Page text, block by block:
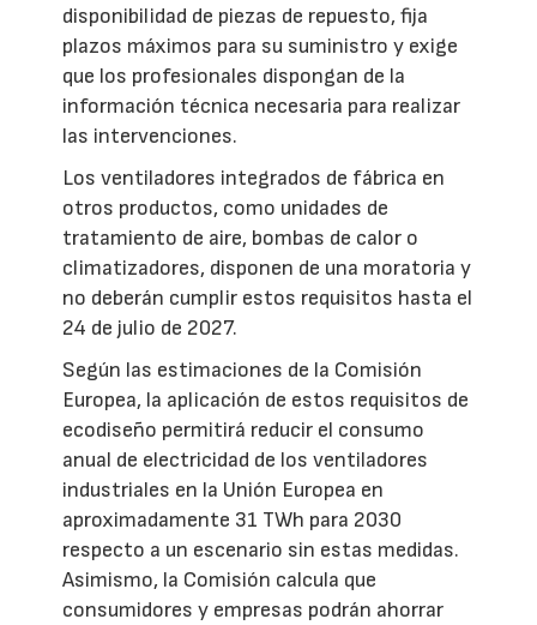
disponibilidad de piezas de repuesto, fija
plazos máximos para su suministro y exige
que los profesionales dispongan de la
información técnica necesaria para realizar
las intervenciones.
Los ventiladores integrados de fábrica en
otros productos, como unidades de
tratamiento de aire, bombas de calor o
climatizadores, disponen de una moratoria y
no deberán cumplir estos requisitos hasta el
24 de julio de 2027.
Según las estimaciones de la Comisión
Europea, la aplicación de estos requisitos de
ecodiseño permitirá reducir el consumo
anual de electricidad de los ventiladores
industriales en la Unión Europea en
aproximadamente 31 TWh para 2030
respecto a un escenario sin estas medidas.
Asimismo, la Comisión calcula que
consumidores y empresas podrán ahorrar